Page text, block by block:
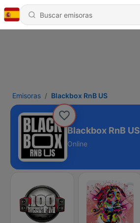
Emisoras Blackbox RnB US
Blackbox RnB US
Online